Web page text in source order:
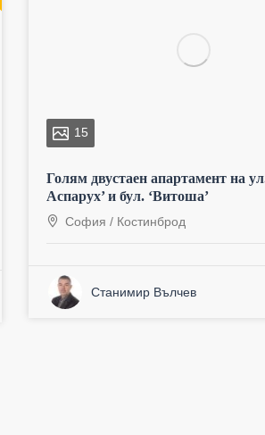
15
Голям двустаен апартамент на
Аспарух’ и бул. ‘Витоша’
София / Костинброд
Станимир Вълчев